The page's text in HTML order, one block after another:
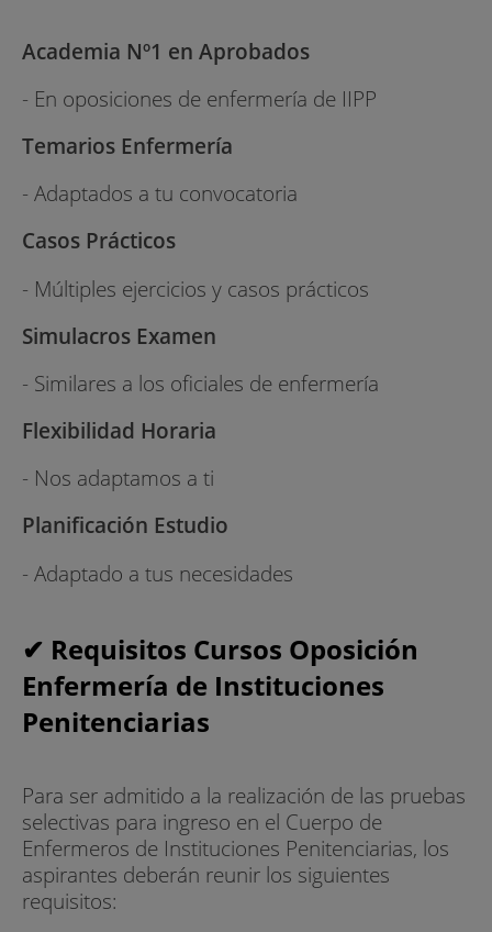
Academia Nº1 en Aprobados
- En oposiciones de enfermería de IIPP
Temarios Enfermería
- Adaptados a tu convocatoria
Casos Prácticos
- Múltiples ejercicios y casos prácticos
Simulacros Examen
- Similares a los oficiales de enfermería
Flexibilidad Horaria
- Nos adaptamos a ti
Planificación Estudio
- Adaptado a tus necesidades
✔ Requisitos Cursos Oposición
Enfermería de Instituciones
Penitenciarias
Para ser admitido a la realización de las pruebas
selectivas para ingreso en el Cuerpo de
Enfermeros de Instituciones Penitenciarias, los
aspirantes deberán reunir los siguientes
requisitos: